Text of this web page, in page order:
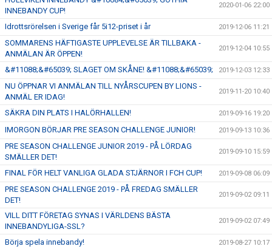
INNEBANDY CUP!
2020-01-06 22:00
Idrottsrörelsen i Sverige får 5i12-priset i år 2019-12-06 11:21
SOMMARENS HÄFTIGASTE UPPLEVELSE ÄR TILLBAKA -
ANMÄLAN ÄR ÖPPEN!
2019-12-04 10:55
&#11088;&#65039; SLAGET OM SKÅNE! &#11088;&#65039; 2019-12-03 12:33
NU ÖPPNAR VI ANMÄLAN TILL NYÅRSCUPEN BY LIONS -
ANMÄL ER IDAG!
2019-11-20 10:40
SÄKRA DIN PLATS I HALÖRHALLEN! 2019-09-16 19:20
IMORGON BÖRJAR PRE SEASON CHALLENGE JUNIOR! 2019-09-13 10:36
PRE SEASON CHALLENGE JUNIOR 2019 - PÅ LÖRDAG
SMÄLLER DET!
2019-09-10 15:59
FINAL FÖR HELT VANLIGA GLADA STJÄRNOR I FCH CUP! 2019-09-08 06:09
PRE SEASON CHALLENGE 2019 - PÅ FREDAG SMÄLLER
DET!
2019-09-02 09:11
VILL DITT FÖRETAG SYNAS I VÄRLDENS BÄSTA
INNEBANDYLIGA-SSL?
2019-09-02 07:49
Börja spela innebandy! 2019-08-27 10:17